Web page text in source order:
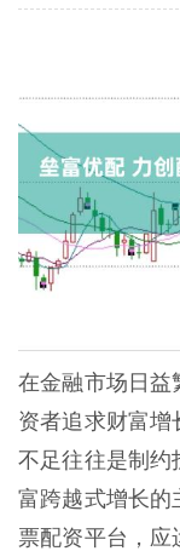
在金融市场日益
资者追求财富增
不足往往是制约
富跨越式增长的
票配资平台，应